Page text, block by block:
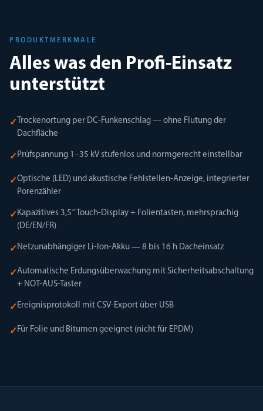
PRODUKTMERKMALE
Alles was den Profi-Einsatz
unterstützt
✓ Trockenortung per DC-Funkenschlag — ohne Flutung der
Dachfläche
✓ Prüfspannung 1–35 kV stufenlos und normgerecht einstellbar
✓Optische (LED) und akustische Fehlstellen-Anzeige, integrierter
Porenzähler
✓ Kapazitives 3,5″ Touch-Display + Folientasten, mehrsprachig
(DE/EN/FR)
✓ Netzunabhängiger Li-Ion-Akku — 8 bis 16 h Dacheinsatz
✓Automatische Erdungsüberwachung mit Sicherheitsabschaltung
+ NOT-AUS-Taster
✓ Ereignisprotokoll mit CSV-Export über USB
✓ Für Folie und Bitumen geeignet (nicht für EPDM)